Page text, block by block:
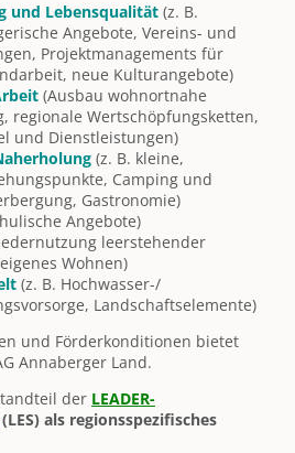
und Lebensqualität (z. B.
Angebote, Vereins- und
Projektmanagements für
neue Kulturangebote)
(Ausbau wohnortnahe
regionale Wertschöpfungsketten,
und Dienstleistungen)
(z. B. kleine,
Camping und
Gastronomie)
Angebote)
leerstehender
Wohnen)
(z. B. Hochwasser-/
Landschaftselemente)
und Förderkonditionen bietet
Annaberger Land.
der LEADER-
(LES) als regionsspezifisches